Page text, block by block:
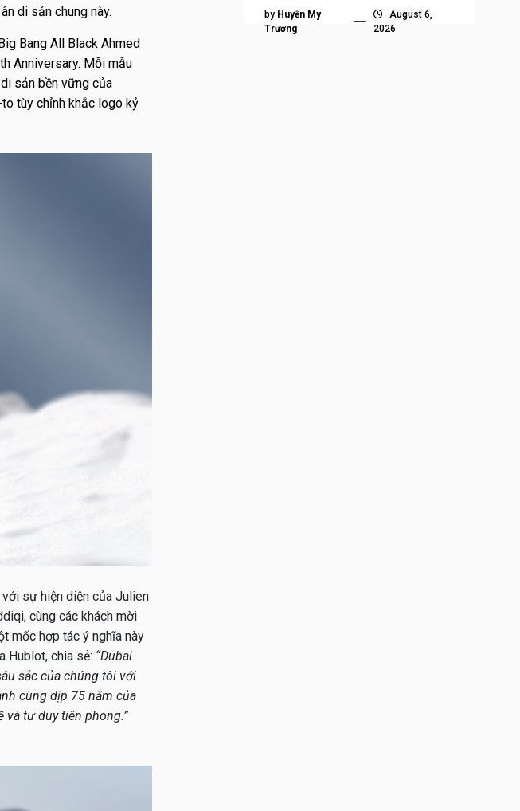
di sản chung này.
Bang All Black Ahmed
Anniversary. Mỗi mẫu
sản bền vững của
tùy chỉnh khắc logo kỷ
sự hiện diện của Julien
cùng các khách mời
mốc hợp tác ý nghĩa này
Hublot, chia sẻ: “Dubai
sắc của chúng tôi với
cùng dịp 75 năm của
tư duy tiên phong.”
by Huyền My
Trương
August 6,
2026